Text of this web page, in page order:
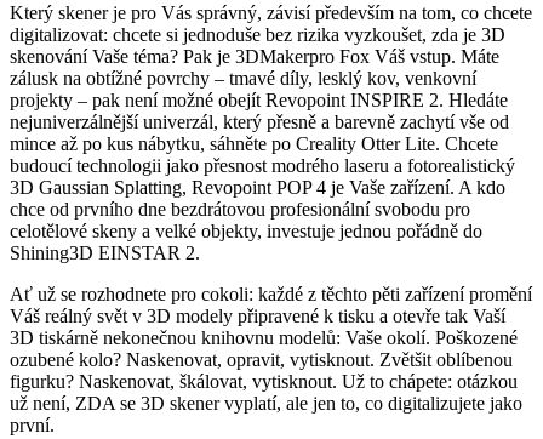
Který skener je pro Vás správný, závisí především na tom, co chcete
digitalizovat: chcete si jednoduše bez rizika vyzkoušet, zda je 3D
skenování Vaše téma? Pak je 3DMakerpro Fox Váš vstup. Máte
zálusk na obtížné povrchy – tmavé díly, lesklý kov, venkovní
projekty – pak není možné obejít Revopoint INSPIRE 2. Hledáte
nejuniverzálnější univerzál, který přesně a barevně zachytí vše od
mince až po kus nábytku, sáhněte po Creality Otter Lite. Chcete
budoucí technologii jako přesnost modrého laseru a fotorealistický
3D Gaussian Splatting, Revopoint POP 4 je Vaše zařízení. A kdo
chce od prvního dne bezdrátovou profesionální svobodu pro
celotělové skeny a velké objekty, investuje jednou pořádně do
Shining3D EINSTAR 2.
Ať už se rozhodnete pro cokoli: každé z těchto pěti zařízení promění
Váš reálný svět v 3D modely připravené k tisku a otevře tak Vaší
3D tiskárně nekonečnou knihovnu modelů: Vaše okolí. Poškozené
ozubené kolo? Naskenovat, opravit, vytisknout. Zvětšit oblíbenou
figurku? Naskenovat, škálovat, vytisknout. Už to chápete: otázkou
už není, ZDA se 3D skener vyplatí, ale jen to, co digitalizujete jako
první.